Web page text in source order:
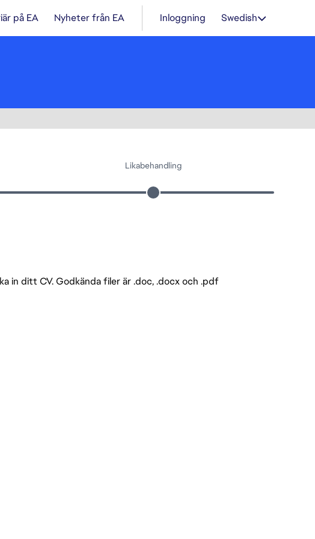
på EA Nyheter från EA Inloggning Swedish
Likabehandling
in ditt CV. Godkända filer är .doc, .docx och .pdf